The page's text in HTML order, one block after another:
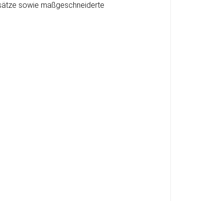
sowie maßgeschneiderte